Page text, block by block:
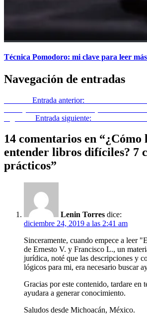
Técnica Pomodoro: mi clave para leer
Navegación de entradas
Entrada anterior:
Entrada siguiente:
14 comentarios en “¿Cómo
entender libros difíciles? 7
prácticos”
Lenin Torres dice:
diciembre 24, 2019 a las 2:41 am
Sinceramente, cuando empece a leer
de Ernesto V. y Francisco L., un
jurídica, noté que las descripciones y
lógicos para mi, era necesario buscar
Gracias por este contenido, tardare en
ayudara a generar conocimiento.
Saludos desde Michoacán, México.